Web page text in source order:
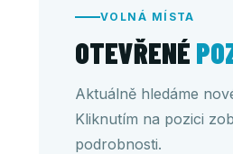
VOLNÁ MÍSTA
OTEVŘENÉ
Aktuálně hledáme
Kliknutím na pozici
podrobnosti.